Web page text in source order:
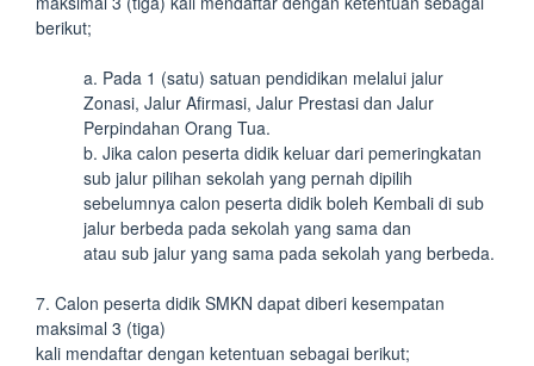
berikut;
a. Pada 1 (satu) satuan pendidikan melalui jalur
Zonasi, Jalur Afirmasi, Jalur Prestasi dan Jalur
Perpindahan Orang Tua.
b. Jika calon peserta didik keluar dari pemeringkatan
sub jalur pilihan sekolah yang pernah dipilih
sebelumnya calon peserta didik boleh Kembali di sub
jalur berbeda pada sekolah yang sama dan
atau sub jalur yang sama pada sekolah yang berbeda.
7. Calon peserta didik SMKN dapat diberi kesempatan
maksimal 3 (tiga)
kali mendaftar dengan ketentuan sebagai berikut;